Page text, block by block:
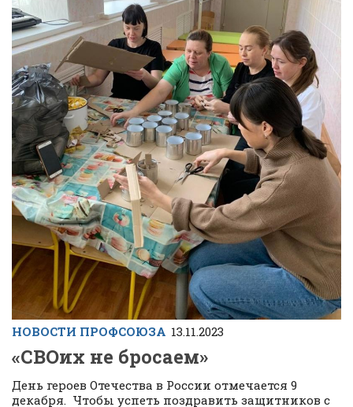
НОВОСТИ ПРОФСОЮЗА 13.11.2023
«СВОих не бросаем»
День героев Отечества в России отмечается 9
декабря. Чтобы успеть поздравить защитников с